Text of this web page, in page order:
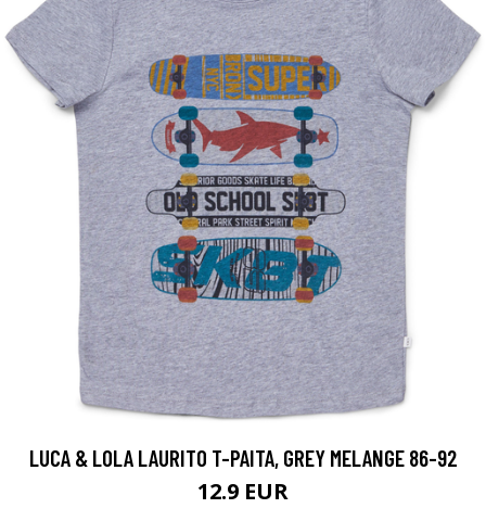
LUCA & LOLA LAURITO T-PAITA, GREY MELANGE 86-92
12.9 EUR